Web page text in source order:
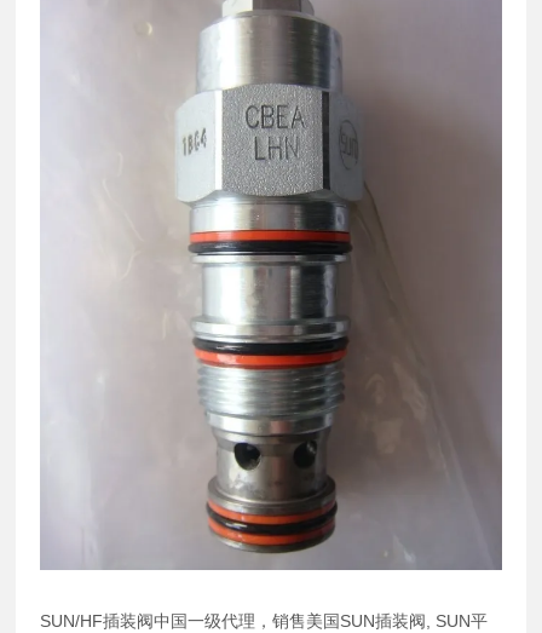
SUN/HF插装阀中国一级代理，销售美国SUN插装阀, SUN平